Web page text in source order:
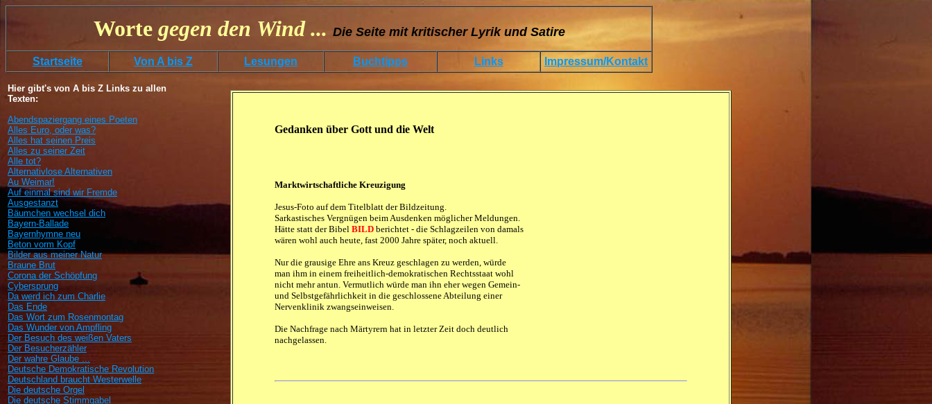
Worte gegen den Wind ... Die Seite mit kritischer Lyrik und Satire
Startseite Von A bis Z Lesungen Buchtipps Links Impressum/Kontakt
Hier gibt's von A bis Z Links zu allen
Texten:
Abendspaziergang eines Poeten
Alles Euro, oder was?
Alles hat seinen Preis
Alles zu seiner Zeit
Alle tot?
Alternativlose Alternativen
Au Weimar!
Auf einmal sind wir Fremde
Ausgestanzt
Bäumchen wechsel dich
Bayern-Ballade
Bayernhymne neu
Beton vorm Kopf
Bilder aus meiner Natur
Braune Brut
Corona der Schöpfung
Cybersprung
Da werd ich zum Charlie
Das Ende
Das Wort zum Rosenmontag
Das Wunder von Ampfling
Der Besuch des weißen Vaters
Der Besucherzähler
Der wahre Glaube ...
Deutsche Demokratische Revolution
Deutschland braucht Westerwelle
Die deutsche Orgel
Die deutsche Stimmgabel
Gedanken über Gott und die Welt
Marktwirtschaftliche Kreuzigung
Jesus-Foto auf dem Titelblatt der Bildzeitung.
Sarkastisches Vergnügen beim Ausdenken möglicher Meldungen.
Hätte statt der Bibel BILD berichtet - die Schlagzeilen von damals
wären wohl auch heute, fast 2000 Jahre später, noch aktuell.
Nur die grausige Ehre ans Kreuz geschlagen zu werden, würde
man ihm in einem freiheitlich-demokratischen Rechtsstaat wohl
nicht mehr antun. Vermutlich würde man ihn eher wegen Gemein-
und Selbstgefährlichkeit in die geschlossene Abteilung einer
Nervenklinik zwangseinweisen.
Die Nachfrage nach Märtyrern hat in letzter Zeit doch deutlich
nachgelassen.